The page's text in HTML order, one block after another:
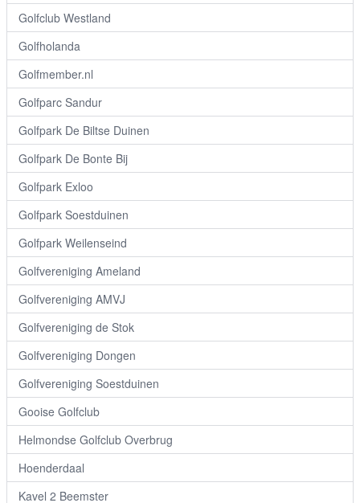
Golfclub Westland
Golfholanda
Golfmember.nl
Golfparc Sandur
Golfpark De Biltse Duinen
Golfpark De Bonte Bij
Golfpark Exloo
Golfpark Soestduinen
Golfpark Weilenseind
Golfvereniging Ameland
Golfvereniging AMVJ
Golfvereniging de Stok
Golfvereniging Dongen
Golfvereniging Soestduinen
Gooise Golfclub
Helmondse Golfclub Overbrug
Hoenderdaal
Kavel 2 Beemster